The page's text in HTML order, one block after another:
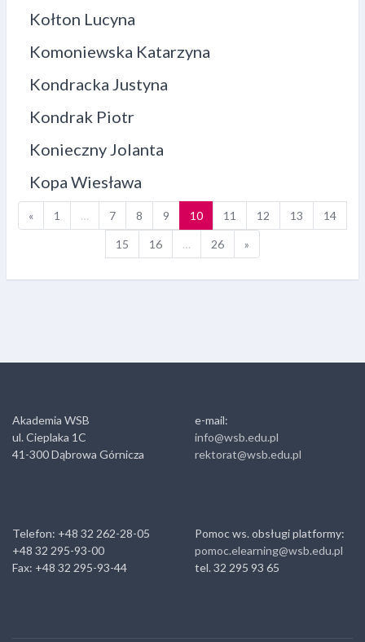
Kołton Lucyna
Komoniewska Katarzyna
Kondracka Justyna
Kondrak Piotr
Konieczny Jolanta
Kopa Wiesława
«Poprzednia strona
1 … 7Strona 7
8 Strona 8
9 Strona 9
10Strona 10
11 Strona 11
12 Strona 12
13 Strona 13
14
15Strona 15
16Strona 16
… 26Strona 26
»Następna strona
Akademia WSB
ul. Cieplaka 1C
41-300 Dąbrowa Górnicza
e-mail:
info@wsb.edu.pl
rektorat@wsb.edu.pl
Telefon: +48 32 262-28-05
+48 32 295-93-00
Fax: +48 32 295-93-44
Pomoc ws. obsługi platformy:
pomoc.elearning@wsb.edu.pl
tel. 32 295 93 65